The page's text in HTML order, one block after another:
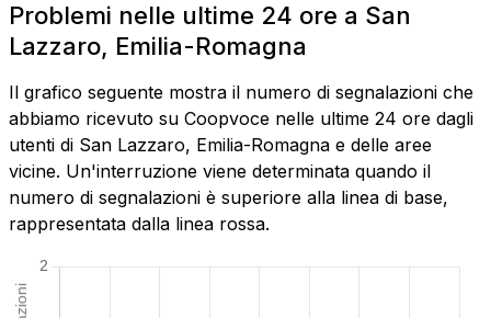
Problemi nelle ultime 24 ore a San
Lazzaro, Emilia-Romagna
Il grafico seguente mostra il numero di segnalazioni che
abbiamo ricevuto su Coopvoce nelle ultime 24 ore dagli
utenti di San Lazzaro, Emilia-Romagna e delle aree
vicine. Un'interruzione viene determinata quando il
numero di segnalazioni è superiore alla linea di base,
rappresentata dalla linea rossa.